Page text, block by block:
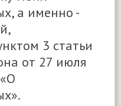
а именно -
3 статьи
от 27 июля